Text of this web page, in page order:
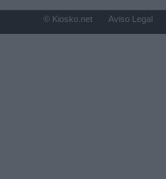
© Kiosko.net Aviso Legal